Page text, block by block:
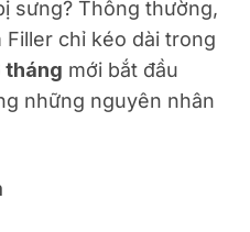
sưng? Thông thường,
chỉ kéo dài trong
tháng mới bắt đầu
những nguyên nhân